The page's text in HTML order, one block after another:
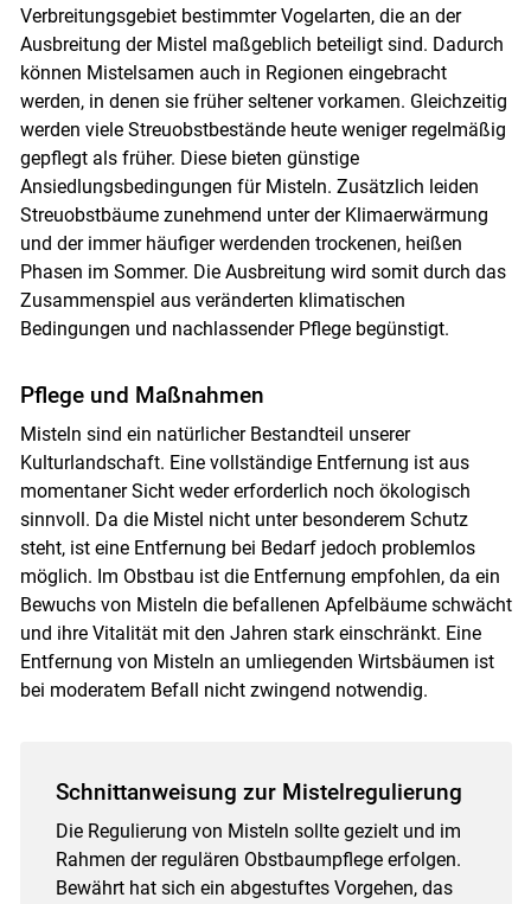
Verbreitungsgebiet bestimmter Vogelarten, die an der
Ausbreitung der Mistel maßgeblich beteiligt sind. Dadurch
können Mistelsamen auch in Regionen eingebracht
werden, in denen sie früher seltener vorkamen. Gleichzeitig
werden viele Streuobstbestände heute weniger regelmäßig
gepflegt als früher. Diese bieten günstige
Ansiedlungsbedingungen für Misteln. Zusätzlich leiden
Streuobstbäume zunehmend unter der Klimaerwärmung
und der immer häufiger werdenden trockenen, heißen
Phasen im Sommer. Die Ausbreitung wird somit durch das
Zusammenspiel aus veränderten klimatischen
Bedingungen und nachlassender Pflege begünstigt.
Pflege und Maßnahmen
Misteln sind ein natürlicher Bestandteil unserer
Kulturlandschaft. Eine vollständige Entfernung ist aus
momentaner Sicht weder erforderlich noch ökologisch
sinnvoll. Da die Mistel nicht unter besonderem Schutz
steht, ist eine Entfernung bei Bedarf jedoch problemlos
möglich. Im Obstbau ist die Entfernung empfohlen, da ein
Bewuchs von Misteln die befallenen Apfelbäume schwächt
und ihre Vitalität mit den Jahren stark einschränkt. Eine
Entfernung von Misteln an umliegenden Wirtsbäumen ist
bei moderatem Befall nicht zwingend notwendig.
Schnittanweisung zur Mistelregulierung
Die Regulierung von Misteln sollte gezielt und im
Rahmen der regulären Obstbaumpflege erfolgen.
Bewährt hat sich ein abgestuftes Vorgehen, das